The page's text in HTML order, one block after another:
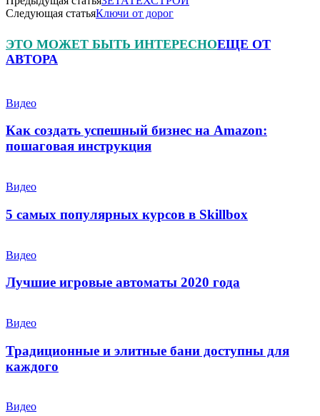
Следующая статьяКлючи от дорог
ЭТО МОЖЕТ БЫТЬ ИНТЕРЕСНОЕЩЕ ОТ
АВТОРА
Видео
Как создать успешный бизнес на Amazon:
пошаговая инструкция
Видео
5 самых популярных курсов в Skillbox
Видео
Лучшие игровые автоматы 2020 года
Видео
Традиционные и элитные бани доступны для
каждого
Видео